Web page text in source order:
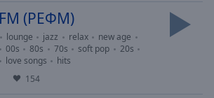
(РЕФМ)
lounge jazz relax
new age
00s 80s 70s soft pop
20s
love songs
hits
154